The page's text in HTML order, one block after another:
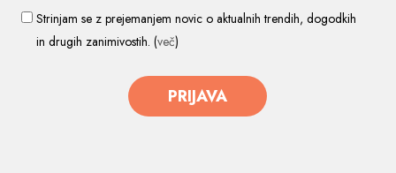
Strinjam se z prejemanjem novic o aktualnih trendih, dogodkih
in drugih zanimivostih. (več)
PRIJAVA